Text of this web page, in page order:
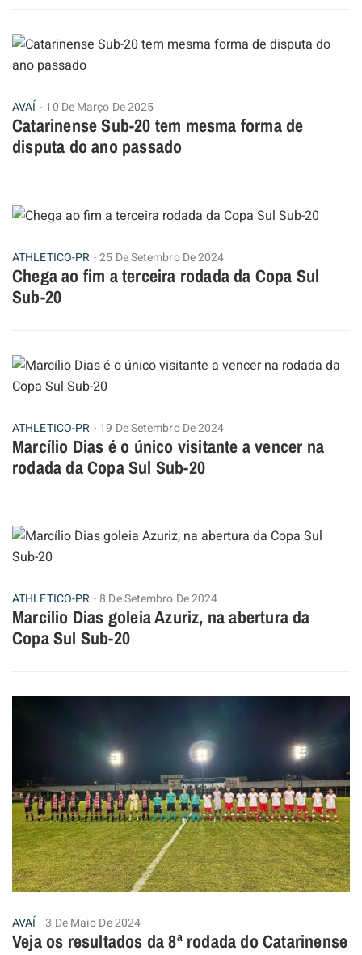
AVAÍ 10 De Março De 2025
Catarinense Sub-20 tem mesma forma de
disputa do ano passado
ATHLETICO-PR 25 De Setembro De 2024
Chega ao fim a terceira rodada da Copa Sul
Sub-20
ATHLETICO-PR 19 De Setembro De 2024
Marcílio Dias é o único visitante a vencer na
rodada da Copa Sul Sub-20
ATHLETICO-PR 8 De Setembro De 2024
Marcílio Dias goleia Azuriz, na abertura da
Copa Sul Sub-20
AVAÍ 3 De Maio De 2024
Veja os resultados da 8ª rodada do Catarinense